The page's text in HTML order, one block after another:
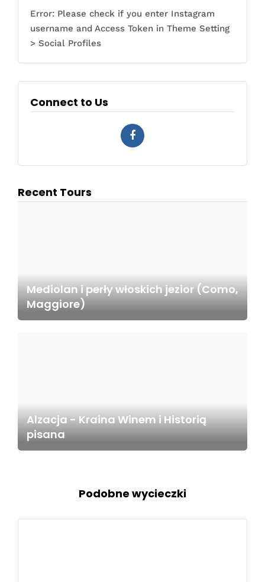
Error: Please check if you enter Instagram
username and Access Token in Theme Setting
> Social Profiles
Connect to Us
Recent Tours
Mediolan i perły włoskich jezior (Como,
Maggiore)
Alzacja - Kraina Winem i Historią
pisana
Podobne wycieczki